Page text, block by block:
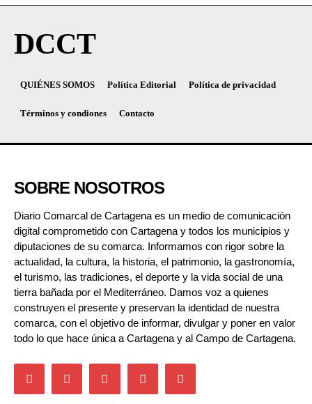
DCCT
QUIÉNES SOMOS Política Editorial Política de privacidad
Términos y condiones Contacto
SOBRE NOSOTROS
Diario Comarcal de Cartagena es un medio de comunicación
digital comprometido con Cartagena y todos los municipios y
diputaciones de su comarca. Informamos con rigor sobre la
actualidad, la cultura, la historia, el patrimonio, la gastronomía,
el turismo, las tradiciones, el deporte y la vida social de una
tierra bañada por el Mediterráneo. Damos voz a quienes
construyen el presente y preservan la identidad de nuestra
comarca, con el objetivo de informar, divulgar y poner en valor
todo lo que hace única a Cartagena y al Campo de Cartagena.